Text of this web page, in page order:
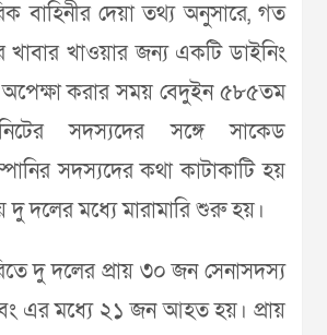
বাহিনীর দেয়া তথ্য অনুসারে, গত
খাওয়ার জন্য একটি ডাইনিং
করার সময় বেদুইন ৫৮৫তম
সদস্যদের সঙ্গে সাকেড
সদস্যদের কথা কাটাকাটি হয়
দু দলের মধ্যে মারামারি শুরু হয়।
দু দলের প্রায় ৩০ জন সেনাসদস্য
এর মধ্যে ২১ জন আহত হয়। প্রায়